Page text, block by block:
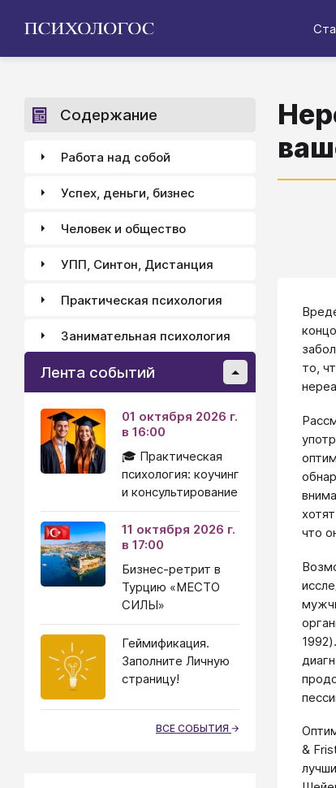
то,
что
&
Содержание
Работа над собой
Успех, деньги, бизнес
Человек и общество
УПП, Синтон, Дистанция
Практическая психология
Занимательная психология
Лента событий
01 октября 2026 г.
в 16:00
🎓 Практическая
психология: коучинг
и консультирование
11 октября 2026 г.
в 17:00
Бизнес-ретрит в
Турцию «МЕСТО
СИЛЫ»
Геймификация.
Заполните Личную
страницу!
ВСЕ СОБЫТИЯ